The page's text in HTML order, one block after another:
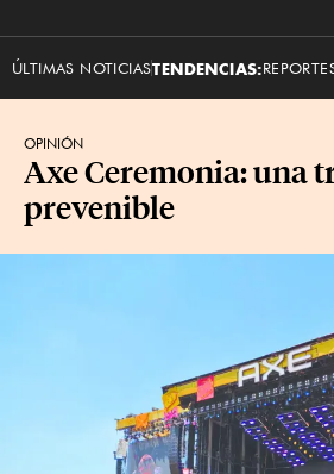
ÚLTIMAS NOTICIASTENDENCIAS:
OPINIÓN
Axe Ceremonia: una
prevenible